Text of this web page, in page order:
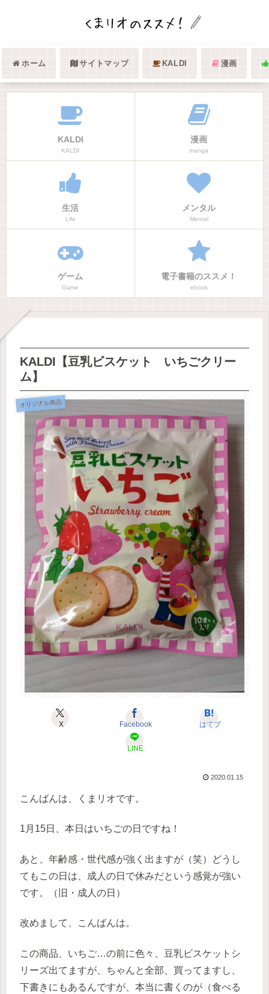
ホーム サイトマップ KALDI 漫画
KALDI
KALDI
漫画
manga
生活
Life
メンタル
Mental
ゲーム
Game
電子書籍のススメ！
ebook
KALDI【豆乳ビスケット いちごクリー
ム】
オリジナル商品
X Facebook はてブ
LINE
2020.01.15
こんばんは、くまリオです。
1月15日、本日はいちごの日ですね！
あと、年齢感・世代感が強く出ますが（笑）どうし
てもこの日は、成人の日で休みだという感覚が強い
です。（旧・成人の日）
改めまして、こんばんは。
この商品、いちご…の前に色々、豆乳ビスケットシ
リーズ出てますが、ちゃんと全部、買ってますし、
下書きにもあるんですが、本当に書くのが（食べる